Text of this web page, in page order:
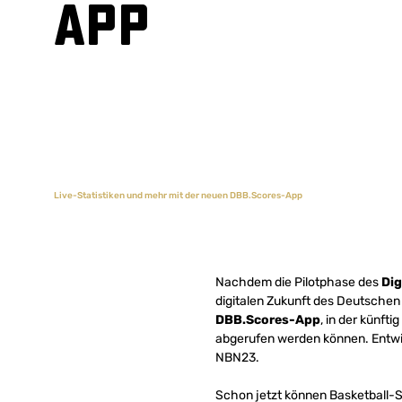
App
Live-Statistiken und mehr mit der neuen DBB.Scores-App
Nachdem die Pilotphase des
digitalen Zukunft des
DBB.Scores-App, in der
abgerufen werden können.
NBN23.
Schon jetzt können Basketball-